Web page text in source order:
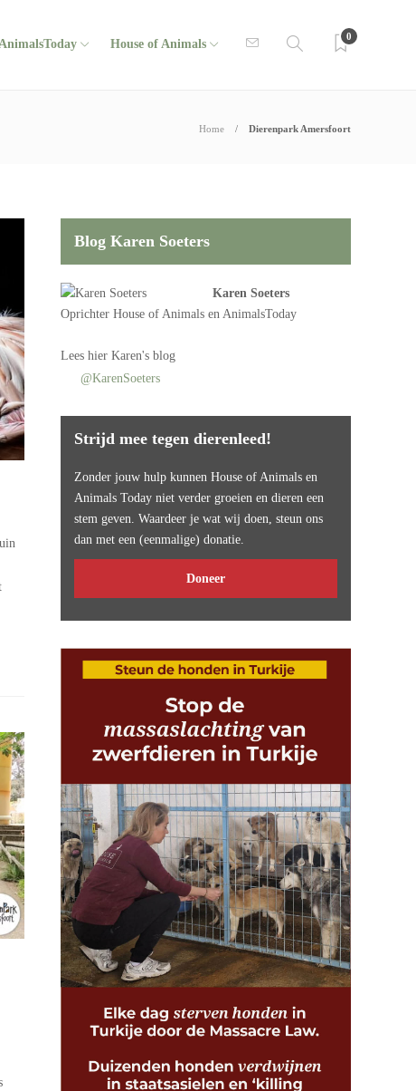
House of Animals
0
Home Dierenpark Amersfoort
Blog Karen Soeters
Karen Soeters
OprichterHouse of Animals en AnimalsToday
Leeshier Karen's blog
@KarenSoeters
Strijd mee tegen dierenleed!
Zonder jouw hulp kunnen House of Animals en
Animals Today niet verder groeien en dieren een
stem geven. Waardeer je wat wij doen, steun ons
dan met een (eenmalige) donatie.
Doneer